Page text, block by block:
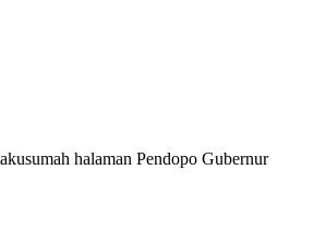
halaman Pendopo Gubernur